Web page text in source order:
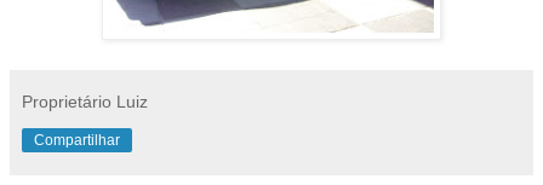
Proprietário Luiz
Compartilhar